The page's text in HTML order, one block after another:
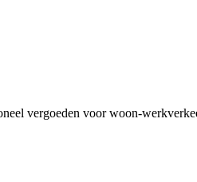
vergoeden voor woon-